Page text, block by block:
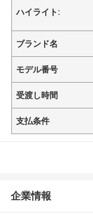
ハイライト:
ブランド名
モデル番号
受渡し時間
支払条件
企業情報